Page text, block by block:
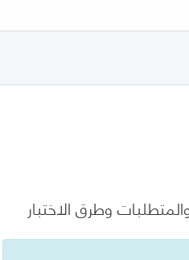
وطرق الاختبار